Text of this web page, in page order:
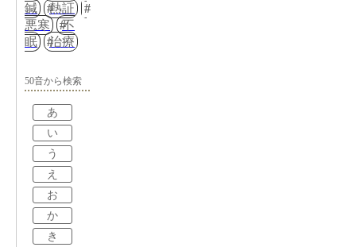
鍼
熱証
悪寒
不
眠
治療
50音から検索
あ
い
う
え
お
か
き